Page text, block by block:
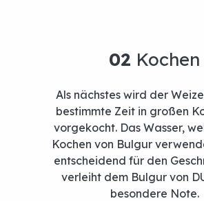
01
N
Als nächstes wird der
bestimmte Zeit in großen
vorgekocht. Das Wasser,
Kochen von Bulgur
entscheidend für den
verleiht dem Bulgur von
besondere Note.